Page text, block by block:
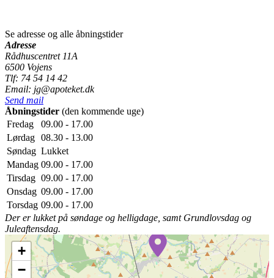
Se adresse og alle åbningstider
Adresse
Rådhuscentret 11A
6500 Vojens
Tlf: 74 54 14 42
Email: jg@apoteket.dk
Send mail
Åbningstider (den kommende uge)
Fredag
09.00 - 17.00
Lørdag 08.30 - 13.00
Søndag Lukket
Mandag 09.00 - 17.00
Tirsdag 09.00 - 17.00
Onsdag 09.00 - 17.00
Torsdag 09.00 - 17.00
Der er lukket på søndage og helligdage, samt Grundlovsdag og
Juleaftensdag.
+
−